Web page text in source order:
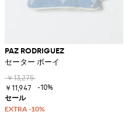
リネンショーツ
PAZ RODRIGUEZ
セーター ボーイ
￥13,275
￥11,947
-10%